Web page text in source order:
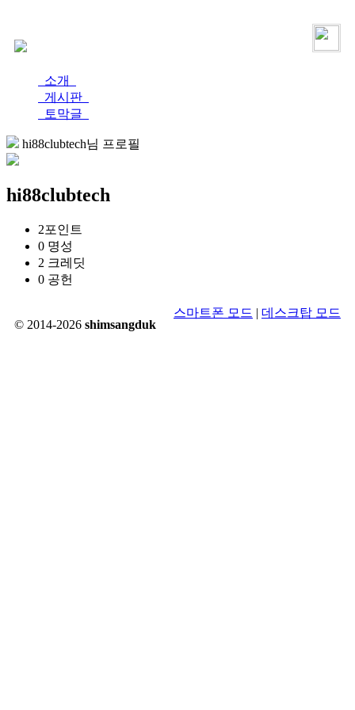
소개
게시판
토막글
hi88clubtech님 프로필
hi88clubtech
2포인트
0 명성
2 크레딧
0 공헌
© 2014-2026 shimsangduk
스마트폰 모드 | 데스크탑 모드